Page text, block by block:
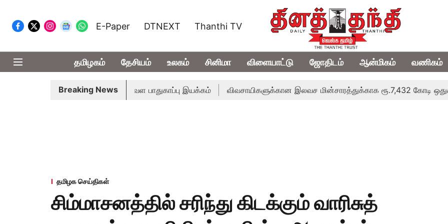
E-Paper DTNEXT Thanthi TV
தமிழகம் தேசியம் உலகம் சினிமா விளையாட்டு ஜோதிடம் ஆன்மிகம் வணிகம்
Breaking News
ரூ.600 கோடியில் மண்வள பாதுகாப்பு இயக்கம் விவசாயிகளுக்கான இலவச மின்சாரத்துக்காக ரூ.7,432 கோடி ஒதுக்கீடு;
தமிழக செய்திகள்
சிம்மாசனத்தில் சரிந்து கிடக்கும் வாரிசுத்